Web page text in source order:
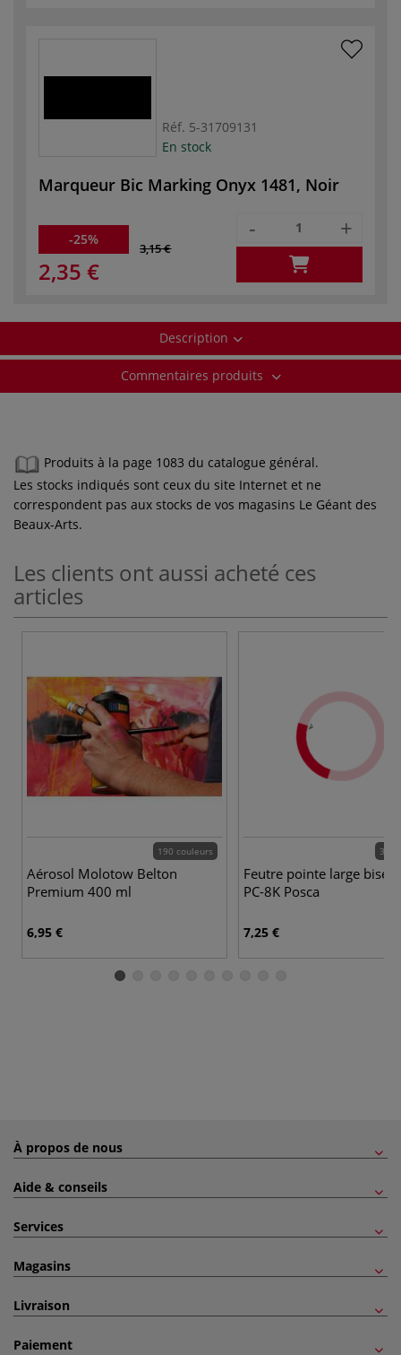
Réf. 5-31709131
En stock
Marqueur Bic Marking Onyx 1481, Noir
-25%
3,15 €
2,35 €
- +
Description
Commentaires produits
Produits à la page 1083 du catalogue général.
Les stocks indiqués sont ceux du site Internet et ne
correspondent pas aux stocks de vos magasins Le Géant des
Beaux-Arts.
Les clients ont aussi acheté ces
articles
190 couleurs
Aérosol Molotow Belton
Premium 400 ml
6,95 €
35
Feutre pointe large
PC-8K Posca
7,25 €
À propos de nous
Aide & conseils
Services
Magasins
Livraison
Paiement